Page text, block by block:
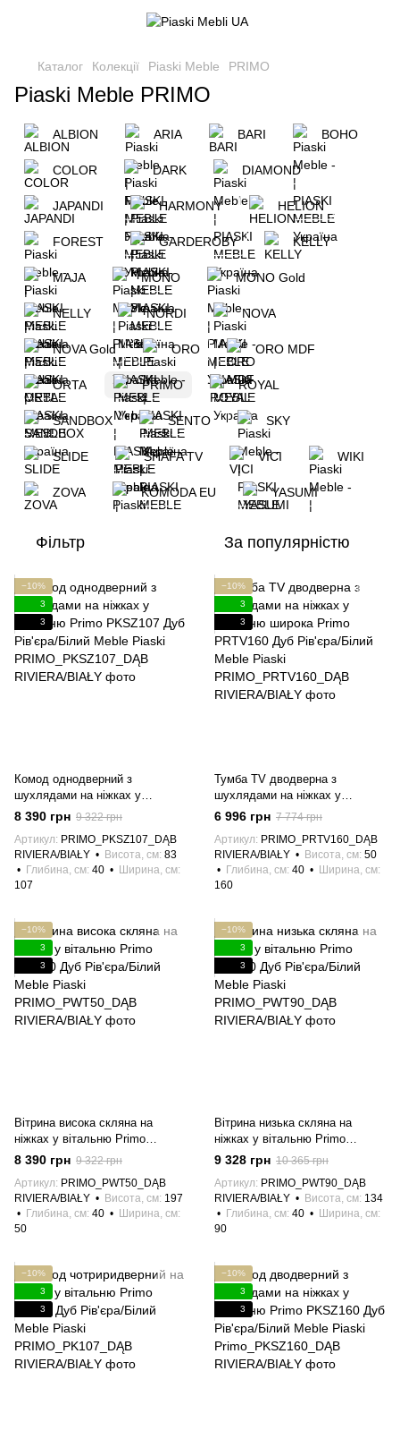
Каталог Колекції Piaski Meble PRIMO
Piaski Meble PRIMO
ALBION ARIA BARI BOHO
COLOR DARK DIAMOND
JAPANDI HARMONY HELION
FOREST GARDEROBY KELLY
MAJA MONO MONO Gold
NELLY NORDI NOVA
NOVA Gold ORO ORO MDF
ORTA PRIMO ROYAL
SANDBOX SENTO SKY
SLIDE SHAFA TV VICI WIKI
ZOVA KOMODA EU YASUMI
Фільтр За популярністю
−10%
3
3
Комод однодверний з
шухлядами на ніжках у
вітальню Primo PKSZ107 Дуб
Рів'єра/Білий Meble Piaski
8 390 грн 9 322 грн
Артикул
PRIMO_PKSZ107_DĄB
RIVIERA/BIAŁY
Висота, см 83
Глибина, см 40
Ширина, см
107
−10%
3
3
Тумба TV дводверна з
шухлядами на ніжках у
вітальню широка Primo
PRTV160 Дуб Рів'єра/Білий
Meble Piaski
6 996 грн 7 774 грн
Артикул
PRIMO_PRTV160_DĄB
RIVIERA/BIAŁY
Висота, см 50
Глибина, см 40
Ширина, см
160
−10%
3
3
Вітрина висока скляна на
ніжках у вітальню Primo
PWT50 Дуб Рів'єра/Білий
Meble Piaski
8 390 грн 9 322 грн
Артикул
PRIMO_PWT50_DĄB
RIVIERA/BIAŁY
Висота, см 197
Глибина, см 40
Ширина, см
50
−10%
3
3
Вітрина низька скляна на
ніжках у вітальню Primo
PWT90 Дуб Рів'єра/Білий
Meble Piaski
9 328 грн 10 365 грн
Артикул
PRIMO_PWT90_DĄB
RIVIERA/BIAŁY
Висота, см 134
Глибина, см 40
Ширина, см
90
−10%
3
3
−10%
3
3